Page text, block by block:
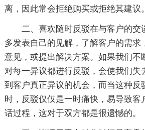
离，因此常会拒绝购买或拒绝其建议。
二、喜欢随时反驳在与客户的交
多发表自己的见解，了解客户的需求
意见，或提出解决方案。如果我们不
对每一异议都进行反驳，会使我们失
到客户真正异议的机会，而当这种反
时，反驳仅仅是一时痛快，易导致客
话过程，这对于双方都是很遗憾的。